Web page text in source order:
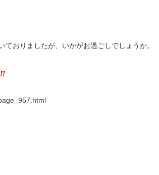
おりましたが、いかがお過ごしでしょうか。